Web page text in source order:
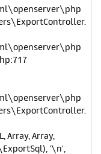
Array, Array,
'\n',